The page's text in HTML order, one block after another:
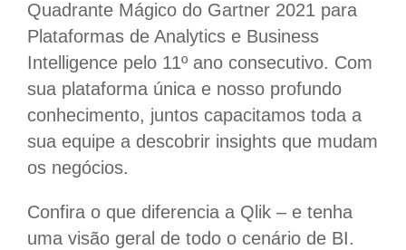
Quadrante Mágico do Gartner 2021 para
Plataformas de Analytics e Business
Intelligence pelo 11º ano consecutivo. Com
sua plataforma única e nosso profundo
conhecimento, juntos capacitamos toda a
sua equipe a descobrir insights que mudam
os negócios.
Confira o que diferencia a Qlik – e tenha
uma visão geral de todo o cenário de BI.